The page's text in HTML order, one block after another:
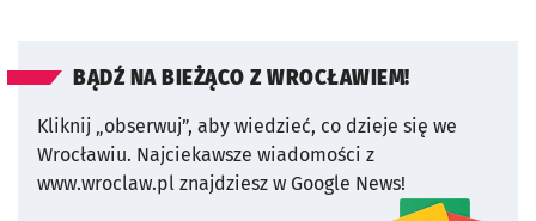
BĄDŹ NA BIEŻĄCO Z WROCŁAWIEM!
Kliknij „obserwuj”, aby wiedzieć, co dzieje się we
Wrocławiu. Najciekawsze wiadomości z
www.wroclaw.pl znajdziesz w Google News!